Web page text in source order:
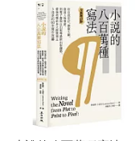
大辣編輯部(2)
大Ａ先生(2)
太閣(2)
釀出版(5)
風潮音樂(5)
香港商郭良蕙